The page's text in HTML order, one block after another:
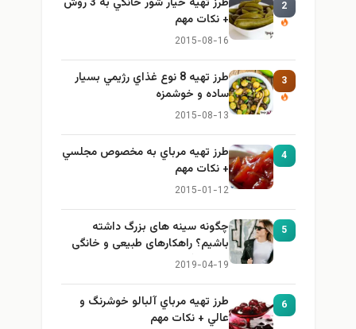
2
+ نكات مهم
2015-08-16
3
طرز تهيه 8 نوع غذاي رژيمي بسيار
ساده و خوشمزه
2015-08-13
4
طرز تهيه مرباي به مخصوص مجلسي
+ نكات مهم
2015-01-12
5
چگونه سینه های بزرگ داشته
باشیم؟ راهکارهای طبیعی و خانگی
برای بزرگ کردن سینه
2019-04-19
6
طرز تهيه مرباي آلبالو خوشرنگ و
عالي + نكات مهم